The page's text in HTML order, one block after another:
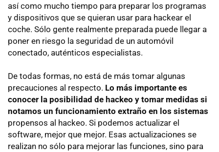
así como mucho tiempo para preparar los programas
y dispositivos que se quieran usar para hackear el
coche. Sólo gente realmente preparada puede llegar a
poner en riesgo la seguridad de un automóvil
conectado, auténticos especialistas.
De todas formas, no está de más tomar algunas
precauciones al respecto. Lo más importante es
conocer la posibilidad de hackeo y tomar medidas si
notamos un funcionamiento extraño en los sistemas
propensos al hackeo. Si podemos actualizar el
software, mejor que mejor. Esas actualizaciones se
realizan no sólo para mejorar las funciones, sino para